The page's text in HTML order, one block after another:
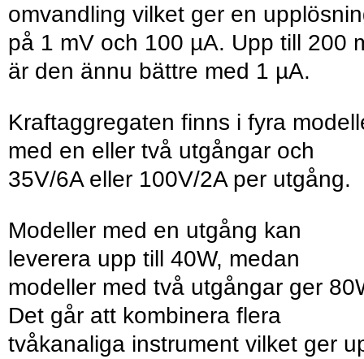
omvandling vilket ger en
på 1 mV och 100 µA. Upp till 200
är den ännu bättre med 1 µA.
Kraftaggregaten finns i fyra
med en eller två utgångar och
35V/6A eller 100V/2A per utgång.
Modeller med en utgång kan
leverera upp till 40W, medan
modeller med två utgångar ger
Det går att kombinera flera
tvåkanaliga instrument vilket ger